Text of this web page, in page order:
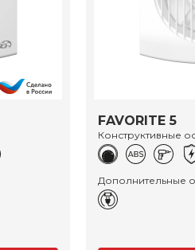
FAVORITE 5
Конструктивные
Дополнительные